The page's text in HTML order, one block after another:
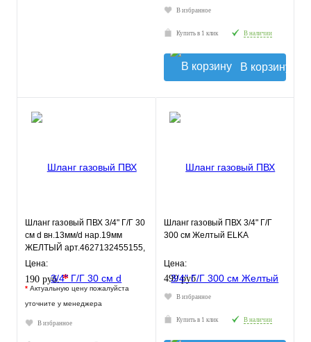
В избранное
Купить в 1 клик В наличии
В корзину
Шланг газовый ПВХ 3/4" Г/Г 30
см d вн.13мм/d нар.19мм
ЖЕЛТЫЙ арт.4627132455155,
ELKA
Цена:
190 руб.*
* Актуальную цену пожалуйста
уточните у менеджера
В избранное
Шланг газовый ПВХ 3/4" Г/Г
300 см Желтый ELKA
Цена:
499 руб.
В избранное
Купить в 1 клик В наличии